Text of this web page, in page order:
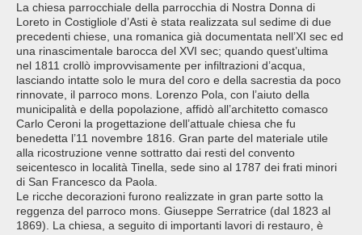
La chiesa parrocchiale della parrocchia di Nostra Donna di
Loreto in Costigliole d’Asti è stata realizzata sul sedime di due
precedenti chiese, una romanica già documentata nell’XI sec ed
una rinascimentale barocca del XVI sec; quando quest’ultima
nel 1811 crollò improvvisamente per infiltrazioni d’acqua,
lasciando intatte solo le mura del coro e della sacrestia da poco
rinnovate, il parroco mons. Lorenzo Pola, con l’aiuto della
municipalità e della popolazione, affidò all’architetto comasco
Carlo Ceroni la progettazione dell’attuale chiesa che fu
benedetta l’11 novembre 1816. Gran parte del materiale utile
alla ricostruzione venne sottratto dai resti del convento
seicentesco in località Tinella, sede sino al 1787 dei frati minori
di San Francesco da Paola.
Le ricche decorazioni furono realizzate in gran parte sotto la
reggenza del parroco mons. Giuseppe Serratrice (dal 1823 al
1869). La chiesa, a seguito di importanti lavori di restauro, è